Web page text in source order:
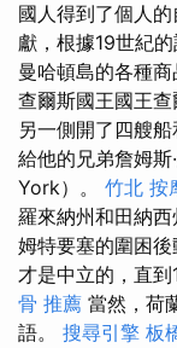
國人得到了個人的
獻，根據19世紀
曼哈頓島的各種
查爾斯國王國王
另一側開了四艘
給他的兄弟詹姆斯
York）。 竹北 按
羅來納州和田納
姆特要塞的圍困
才是中立的，直到
骨 推薦 當然，荷
語。 搜尋引擎 板